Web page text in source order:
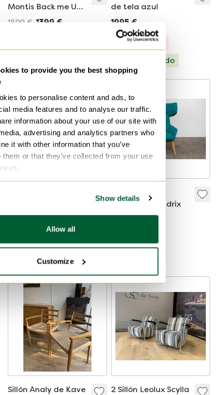
to provide you the best shopping
to personalise content and ads, to
media features and to analyse our traffic.
information about your use of our site with
advertising and analytics partners who
it with other information that you’ve
them or that they’ve collected from your use
Show details
Allow all
Customize
Montis Back me Up
tela verde
1599 € 1399 €
de tela azul
1995 €
Modelo Expo
Seleccionado
comedor tela cuero
Seleccionado
Deberenn Hendrix
Sillón Analy de Kave 2 Sillón Leolux Scylla